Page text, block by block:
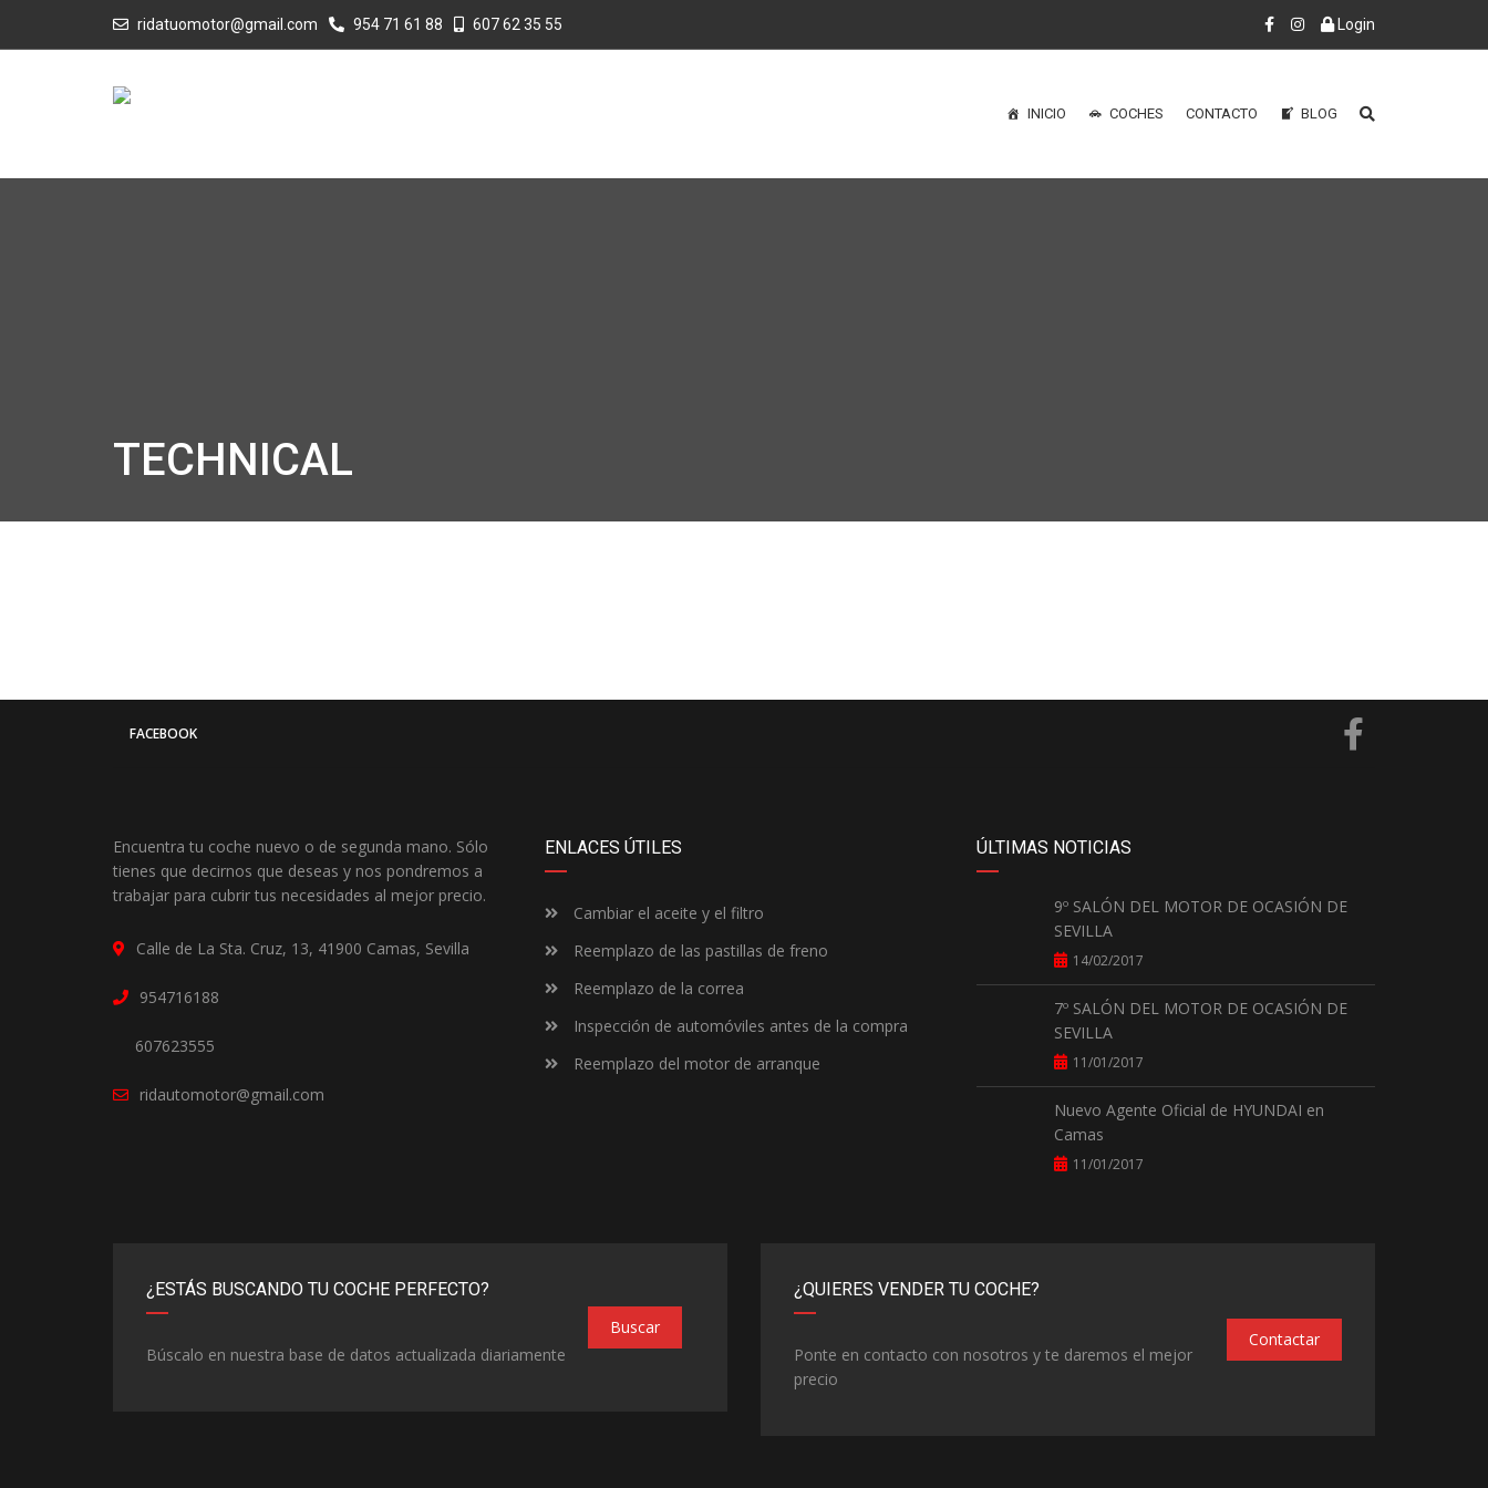
ridatuomotor@gmail.com 954 71 61 88 607 62 35 55 Login
INICIO COCHES CONTACTO BLOG
TECHNICAL
FACEBOOK
Encuentra tu coche nuevo o de segunda mano. Sólo
tienes que decirnos que deseas y nos pondremos a
trabajar para cubrir tus necesidades al mejor precio.
Calle de La Sta. Cruz, 13, 41900 Camas, Sevilla
954716188
607623555
ridautomotor@gmail.com
ENLACES ÚTILES
Cambiar el aceite y el filtro
Reemplazo de las pastillas de freno
Reemplazo de la correa
Inspección de automóviles antes de la compra
Reemplazo del motor de arranque
ÚLTIMAS NOTICIAS
9º SALÓN DEL MOTOR DE OCASIÓN DE
SEVILLA
14/02/2017
7º SALÓN DEL MOTOR DE OCASIÓN DE
SEVILLA
11/01/2017
Nuevo Agente Oficial de HYUNDAI en
Camas
11/01/2017
¿ESTÁS BUSCANDO TU COCHE PERFECTO?
Búscalo en nuestra base de datos actualizada diariamente
Buscar
¿QUIERES VENDER TU COCHE?
Ponte en contacto con nosotros y te daremos el mejor
precio
Contactar